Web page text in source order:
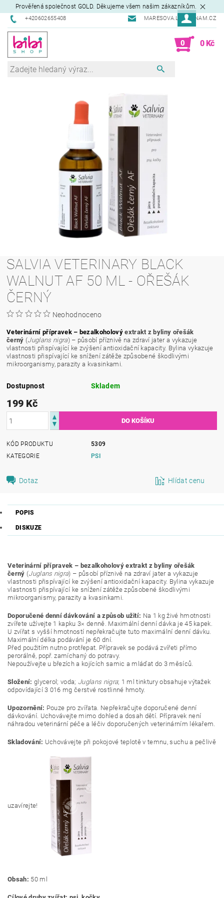
Prověřená společnost GOLD. Děkujeme všem našim zákazníkům.
+420602655408 MARESOVA.L@SEZNAM.CZ
0 0 Kč
SALVIA VETERINARY BLACK
WALNUT AF 50 ML - OŘEŠÁK
ČERNÝ
Neohodnoceno
Veterinární přípravek – bezalkoholový extrakt z byliny ořešák
černý (Juglans nigra) – působí příznivě na zdraví jater a vykazuje
vlastnosti přispívající ke zvýšení antioxidační kapacity. Bylina vykazuje
vlastnosti přispívající ke snížení zátěže způsobené škodlivými
mikroorganismy, parazity a kvasinkami.
Dostupnost Skladem
199 Kč
KÓD PRODUKTU
5309
KATEGORIE
PSI
Dotaz Hlídat cenu
POPIS
DISKUZE
Veterinární přípravek – bezalkoholový extrakt z byliny ořešák
černý (Juglans nigra) – působí příznivě na zdraví jater a vykazuje
vlastnosti přispívající ke zvýšení antioxidační kapacity. Bylina vykazuje
vlastnosti přispívající ke snížení zátěže způsobené škodlivými
mikroorganismy, parazity a kvasinkami.
Doporučené denní dávkování a způsob užití: Na 1 kg živé hmotnosti
zvířete užívejte 1 kapku 3× denně. Maximální denní dávka je 45 kapek.
U zvířat s vyšší hmotností nepřekračujte tuto maximální denní dávku.
Maximální délka podávání je 60 dní.
Před použitím nutno protřepat. Přípravek se podává zvířeti přímo
perorálně, popř. zamíchaný do potravy.
Nepoužívejte u březích a kojících samic a mláďat do 3 měsíců.
Složení: glycerol; voda; Juglans nigra; 1 ml tinktury obsahuje výtažek
odpovídající 3 016 mg čerstvé rostlinné hmoty.
Upozornění: Pouze pro zvířata. Nepřekračujte doporučené denní
dávkování. Uchovávejte mimo dohled a dosah dětí. Přípravek není
náhradou veterinární péče a léčiv doporučených veterinárním lékařem.
Skladování: Uchovávejte při pokojové teplotě v temnu, suchu a pečlivě
uzavírejte!
Obsah: 50 ml